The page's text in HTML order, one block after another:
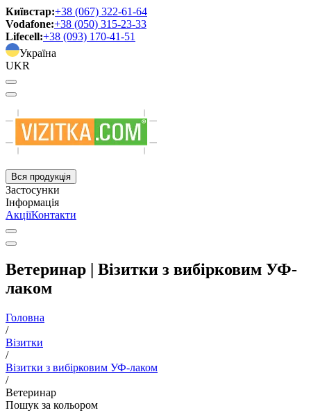
Київстар:+38 (067) 322-61-64
Vodafone:+38 (050) 315-23-33
Lifecell:+38 (093) 170-41-51
Україна
UKR
Вся продукція
Застосунки
Інформація
АкціїКонтакти
Ветеринар | Візитки з вибірковим УФ-
лаком
Головна
/
Візитки
/
Візитки з вибірковим УФ-лаком
/
Ветеринар
Пошук за кольором